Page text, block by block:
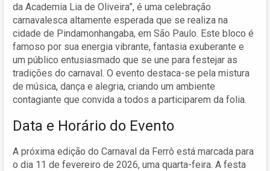
da Academia Lia de Oliveira”, é uma celebração
carnavalesca altamente esperada que se realiza na
cidade de Pindamonhangaba, em São Paulo. Este bloco é
famoso por sua energia vibrante, fantasia exuberante e
um público entusiasmado que se une para festejar as
tradições do carnaval. O evento destaca-se pela mistura
de música, dança e alegria, criando um ambiente
contagiante que convida a todos a participarem da folia.
Data e Horário do Evento
A próxima edição do Carnaval da Ferrô está marcada para
o dia 11 de fevereiro de 2026, uma quarta-feira. A festa